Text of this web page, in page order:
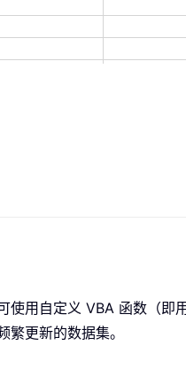
用自定义 VBA 函数（即
更新的数据集。